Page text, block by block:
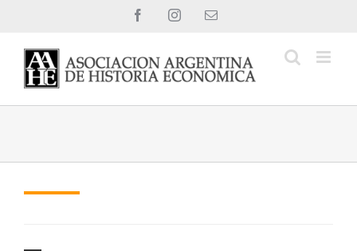
FacebookInstagramCorreo